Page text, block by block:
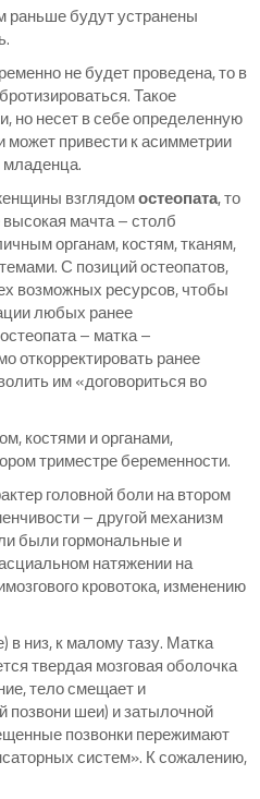
раньше будут устранены
не будет проведена, то в
Такое
но несет в себе определенную
может привести к асимметрии
младенца.
взглядомостеопата, то
мачта – столб
органам, костям, тканям,
С позиций остеопатов,
возможных ресурсов, чтобы
любых ранее
– матка –
откорректировать ранее
им «договориться во
костями и органами,
триместре беременности.
головной боли на втором
– другой механизм
были гормональные и
натяжении на
кровотока, изменению
низ, к малому тазу. Матка
твердая мозговая оболочка
тело смещает и
позвони шеи) и затылочной
позвонки пережимают
систем». К сожалению,